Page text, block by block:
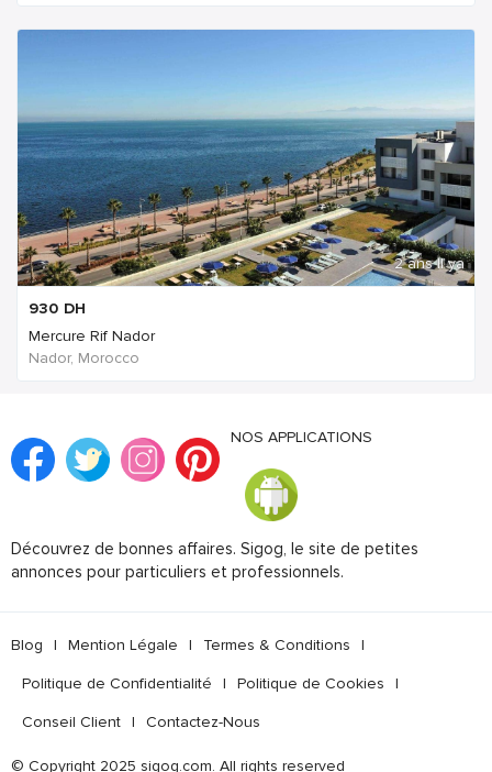
2 ans Il ya
930 DH
Mercure Rif Nador
Nador, Morocco
NOS APPLICATIONS
Découvrez de bonnes affaires. Sigog, le site de petites
annonces pour particuliers et professionnels.
Blog | Mention Légale | Termes & Conditions |
Politique de Confidentialité | Politique de Cookies |
Conseil Client | Contactez-Nous
© Copyright 2025 sigog.com. All rights reserved